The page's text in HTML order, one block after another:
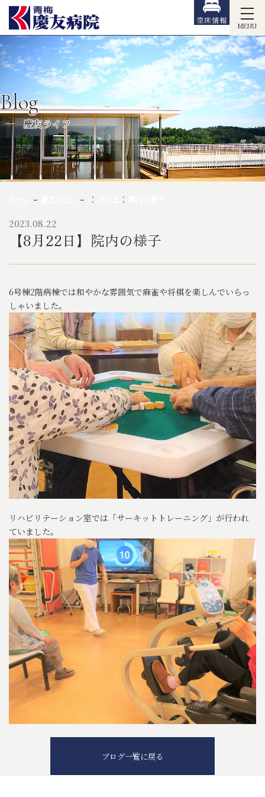
MENU
空床情報
Blog
慶友ライフ
【8月22日】院内の様子
2023.08.22
【8月22日】院内の様子
6号棟2階病棟では和やかな雰囲気で麻雀や将棋を楽しんでいらっ
しゃいました。
リハビリテーション室では「サーキットトレーニング」が行われ
ていました。
ブログ一覧に戻る